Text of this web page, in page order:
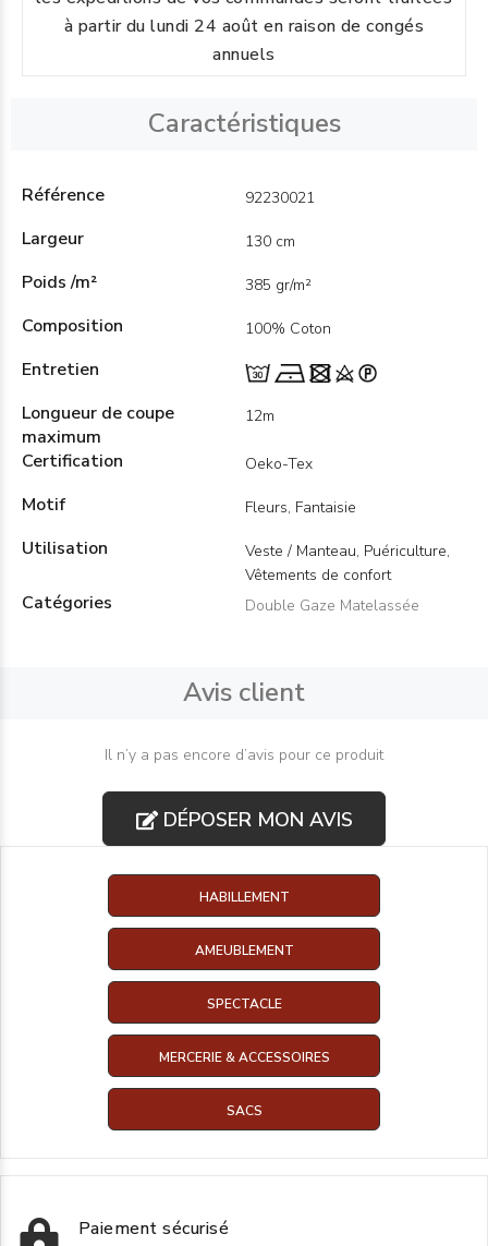
à partir du lundi 24 août en raison de congés
annuels
Caractéristiques
Référence 92230021
Largeur 130 cm
Poids /m² 385 gr/m²
Composition 100% Coton
Entretien
Longueur de coupe
maximum
12m
Certification Oeko-Tex
Motif Fleurs, Fantaisie
Utilisation
Veste / Manteau, Puériculture,
Vêtements de confort
Catégories Double Gaze Matelassée
Avis client
Il n’y a pas encore d’avis pour ce produit
DÉPOSER MON AVIS
HABILLEMENT
AMEUBLEMENT
SPECTACLE
MERCERIE & ACCESSOIRES
SACS
Paiement sécurisé